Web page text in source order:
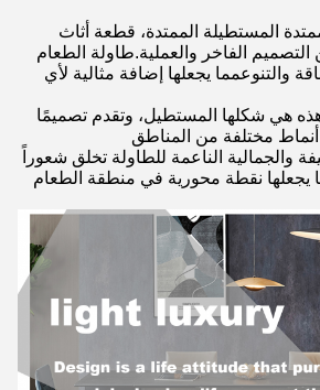
المستطيلة الممتدة، قطعة أثاث
الفاخر والعملية.طاولة الطعام
والتنوعمما يجعلها إضافة مثالية لأي
هي شكلها المستطيل، وتقدم تصميمًا
أنماط مختلفة من المناطق
والجمالية الناعمة للطاولة تخلق شعوراً
يجعلها نقطة محورية في منطقة الطعام